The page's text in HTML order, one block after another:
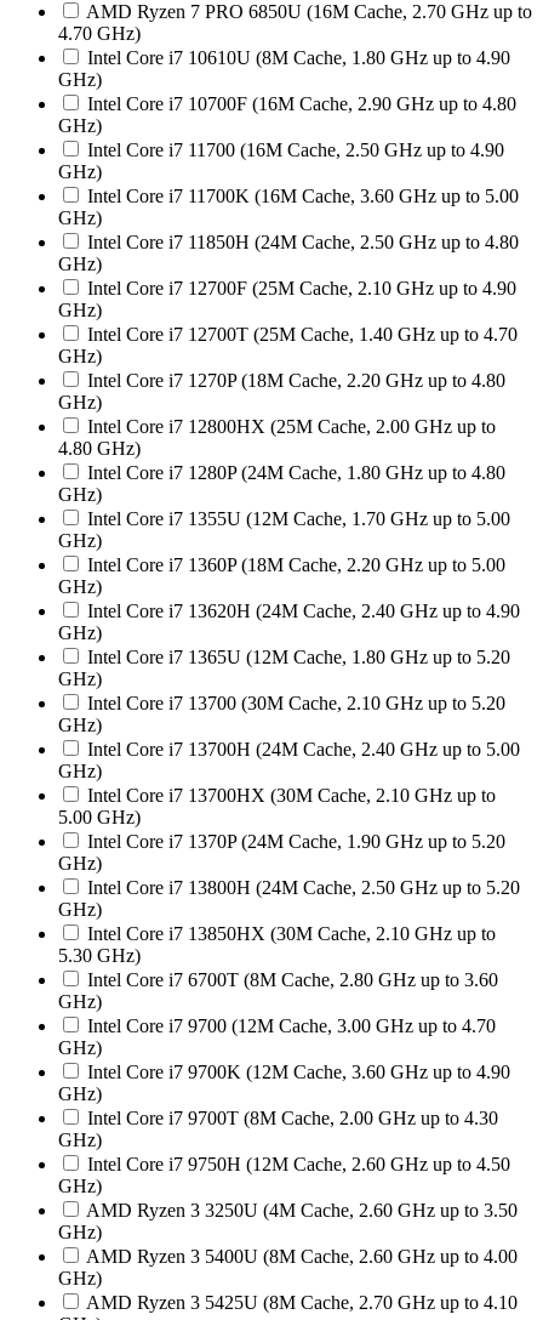
AMD Ryzen 7 PRO 6850U (16M Cache, 2.70 GHz up to
4.70 GHz)
Intel Core i7 10610U (8M Cache, 1.80 GHz up to 4.90
GHz)
Intel Core i7 10700F (16M Cache, 2.90 GHz up to 4.80
GHz)
Intel Core i7 11700 (16M Cache, 2.50 GHz up to 4.90
GHz)
Intel Core i7 11700K (16M Cache, 3.60 GHz up to 5.00
GHz)
Intel Core i7 11850H (24M Cache, 2.50 GHz up to 4.80
GHz)
Intel Core i7 12700F (25M Cache, 2.10 GHz up to 4.90
GHz)
Intel Core i7 12700T (25M Cache, 1.40 GHz up to 4.70
GHz)
Intel Core i7 1270P (18M Cache, 2.20 GHz up to 4.80
GHz)
Intel Core i7 12800HX (25M Cache, 2.00 GHz up to
4.80 GHz)
Intel Core i7 1280P (24M Cache, 1.80 GHz up to 4.80
GHz)
Intel Core i7 1355U (12M Cache, 1.70 GHz up to 5.00
GHz)
Intel Core i7 1360P (18M Cache, 2.20 GHz up to 5.00
GHz)
Intel Core i7 13620H (24M Cache, 2.40 GHz up to 4.90
GHz)
Intel Core i7 1365U (12M Cache, 1.80 GHz up to 5.20
GHz)
Intel Core i7 13700 (30M Cache, 2.10 GHz up to 5.20
GHz)
Intel Core i7 13700H (24M Cache, 2.40 GHz up to 5.00
GHz)
Intel Core i7 13700HX (30M Cache, 2.10 GHz up to
5.00 GHz)
Intel Core i7 1370P (24M Cache, 1.90 GHz up to 5.20
GHz)
Intel Core i7 13800H (24M Cache, 2.50 GHz up to 5.20
GHz)
Intel Core i7 13850HX (30M Cache, 2.10 GHz up to
5.30 GHz)
Intel Core i7 6700T (8M Cache, 2.80 GHz up to 3.60
GHz)
Intel Core i7 9700 (12M Cache, 3.00 GHz up to 4.70
GHz)
Intel Core i7 9700K (12M Cache, 3.60 GHz up to 4.90
GHz)
Intel Core i7 9700T (8M Cache, 2.00 GHz up to 4.30
GHz)
Intel Core i7 9750H (12M Cache, 2.60 GHz up to 4.50
GHz)
AMD Ryzen 3 3250U (4M Cache, 2.60 GHz up to 3.50
GHz)
AMD Ryzen 3 5400U (8M Cache, 2.60 GHz up to 4.00
GHz)
AMD Ryzen 3 5425U (8M Cache, 2.70 GHz up to 4.10